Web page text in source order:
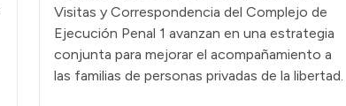
Visitas y Correspondencia del Complejo de
Ejecución Penal 1 avanzan en una estrategia
conjunta para mejorar el acompañamiento a
las familias de personas privadas de la libertad.